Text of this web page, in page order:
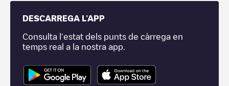
DESCARREGA L'APP
Consulta l'estat dels punts de càrrega en
temps real a la nostra app.